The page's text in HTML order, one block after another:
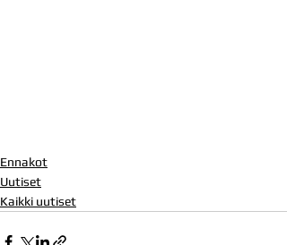
Ennakot
Uutiset
Kaikki uutiset